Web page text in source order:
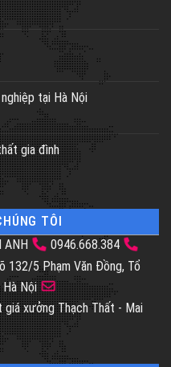
tại Hà Nội
gia đình
TÔI
ANH
0946.668.384
132/5 Phạm Văn Đồng, Tổ
Hà Nội
xưởng Thạch Thất - Mai